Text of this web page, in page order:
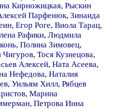
Кирножицкая, Рыскин
Парфенюк, Зинаида
, Егор Роге, Виола Тарац,
Рафики, Людмила
, Полина Зимовец,
Чигуров, Тося Кузнецова,
Алексей, Ната Асеева,
Нефедова, Наталия
, Уильям Хилл, Рябцев
, Марина
, Петрова Инна